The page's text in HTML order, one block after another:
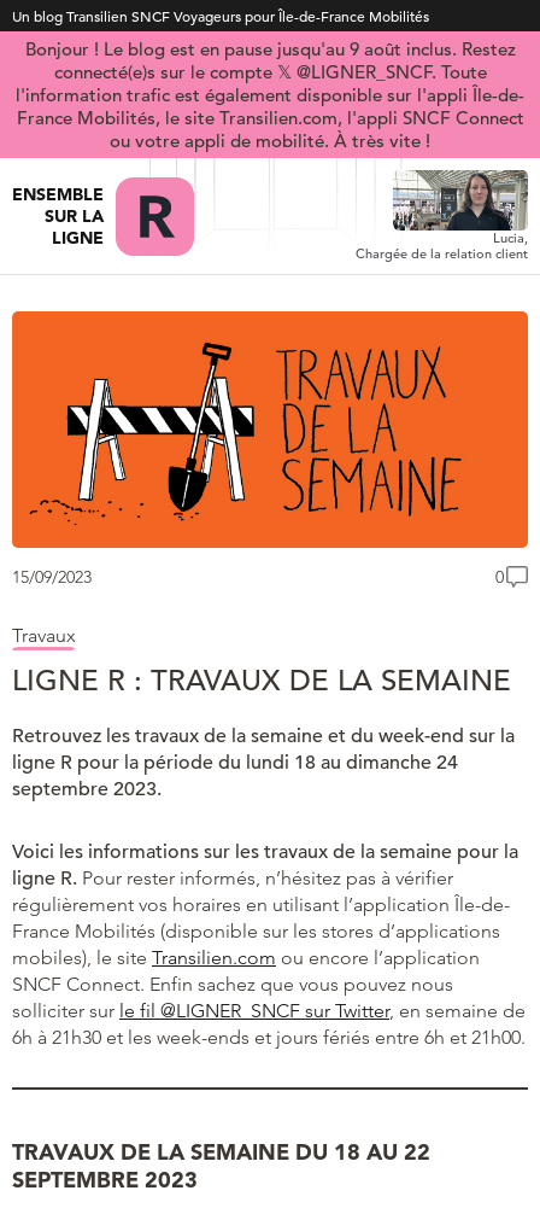
Un blog Transilien SNCF Voyageurs pour Île-de-France Mobilités
Bonjour ! Le blog est en pause jusqu'au 9 août inclus. Restez
connecté(e)s sur le compte 𝕏 @LIGNER_SNCF. Toute
l'information trafic est également disponible sur l'appli Île-de-
France Mobilités, le site Transilien.com, l'appli SNCF Connect
ou votre appli de mobilité. À très vite !
ENSEMBLE
SUR LA
LIGNE
Lucia,
Chargée de la relation client
15/09/2023 0
Travaux
LIGNE R : TRAVAUX DE LA SEMAINE
Retrouvez les travaux de la semaine et du week-end sur la
ligne R pour la période du lundi 18 au dimanche 24
septembre 2023.
Voici les informations sur les travaux de la semaine pour la
ligne R. Pour rester informés, n’hésitez pas à vérifier
régulièrement vos horaires en utilisant l’application Île-de-
France Mobilités (disponible sur les stores d’applications
mobiles), le site Transilien.com ou encore l’application
SNCF Connect. Enfin sachez que vous pouvez nous
solliciter sur le fil @LIGNER_SNCF sur Twitter, en semaine de
6h à 21h30 et les week-ends et jours fériés entre 6h et 21h00.
TRAVAUX DE LA SEMAINE DU 18 AU 22
SEPTEMBRE 2023